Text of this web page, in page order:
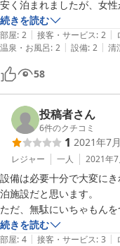
続きを読む
部屋: 2 | 接客・サービス: 2 |
温泉・お風呂: 2 | 設備: 2 | 清
58
投稿者さん
6件のクチコミ
1 2021年7
レジャー 一人 2021年7
設備は必要十分で大変に
泊施設だと思います。
ただ、無駄にいちゃもん
ました。ホテル側の責任で
続きを読む
部屋: 4 | 接客・サービス: 3 |